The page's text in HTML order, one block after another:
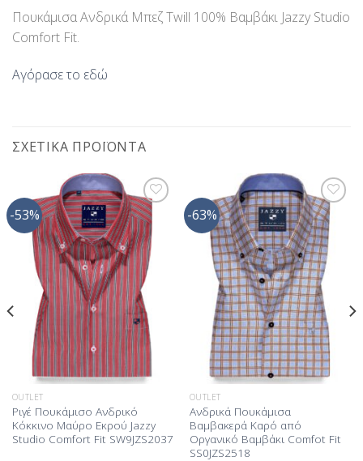
Πουκάμισα Ανδρικά Μπεζ Twill 100% Βαμβάκι Jazzy Studio
Comfort Fit.
Αγόρασε το εδώ
ΣΧΕΤΙΚΆ ΠΡΟΪΌΝΤΑ
-53%
Προσθήκη
στη Λίστα
Επιθυμίας
OUTLET
Ριγέ Πουκάμισο Ανδρικό
Κόκκινο Μαύρο Εκρού Jazzy
Studio Comfort Fit SW9JZS2037
-63%
Προσθήκη
στη Λίστα
Επιθυμίας
OUTLET
Ανδρικά Πουκάμισα
Βαμβακερά Καρό από
Οργανικό Βαμβάκι Comfot Fit
SS0JZS2518